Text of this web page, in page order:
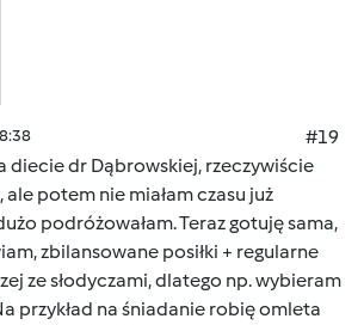
#19
diecie dr Dąbrowskiej, rzeczywiście
ale potem nie miałam czasu już
podróżowałam. Teraz gotuję sama,
zbilansowane posiłki + regularne
ze słodyczami, dlatego np. wybieram
przykład na śniadanie robię omleta